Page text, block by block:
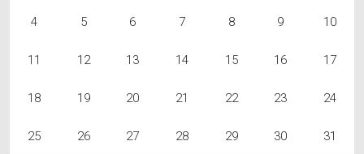
4 5 6 7 8 9 10
11 12 13 14 15 16 17
18 19 20 21 22 23 24
25 26 27 28 29 30 31